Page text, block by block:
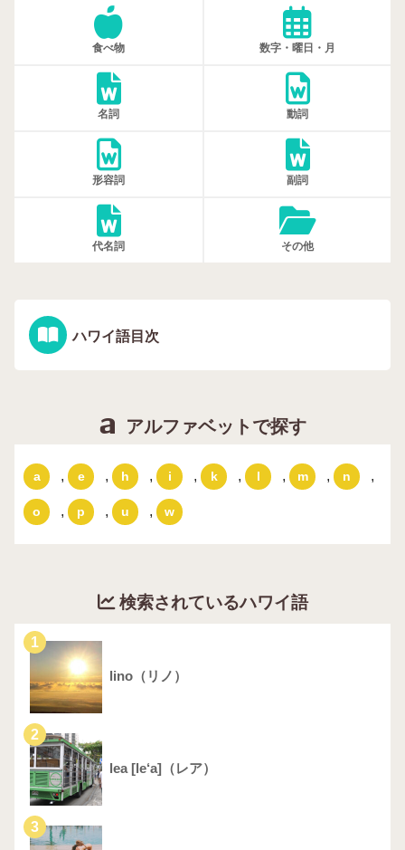
食べ物 数字・曜日・月
名詞 動詞
形容詞 副詞
代名詞 その他
ハワイ語目次
アルファベットで探す
a , e , h , i , k , l , m , n ,
o , p , u , w
検索されているハワイ語
1
lino（リノ）
2
lea [le‘a]（レア）
3